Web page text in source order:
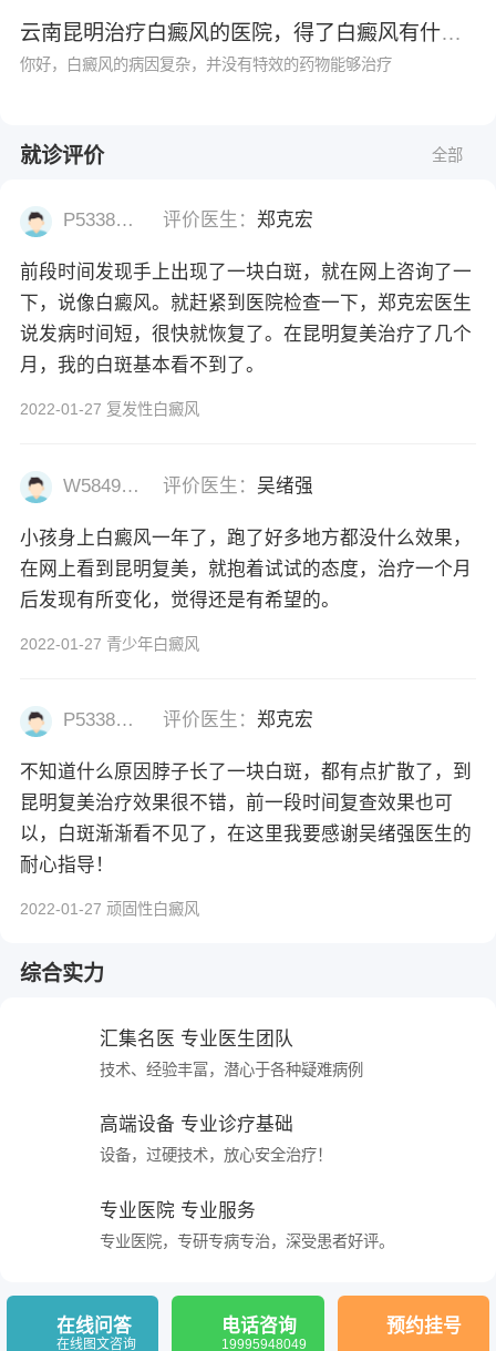
云南昆明治疗白癜风的医院，得了白癜风有什么好的治疗方法么？
你好，白癜风的病因复杂，并没有特效的药物能够治疗
就诊评价 全部
P53382977 评价医生：郑克宏
前段时间发现手上出现了一块白斑，就在网上咨询了一
下，说像白癜风。就赶紧到医院检查一下，郑克宏医生
说发病时间短，很快就恢复了。在昆明复美治疗了几个
月，我的白斑基本看不到了。
2022-01-27 复发性白癜风
W58493477 评价医生： 吴绪强
小孩身上白癜风一年了，跑了好多地方都没什么效果，
在网上看到昆明复美，就抱着试试的态度，治疗一个月
后发现有所变化，觉得还是有希望的。
2022-01-27 青少年白癜风
P53382977 评价医生：郑克宏
不知道什么原因脖子长了一块白斑，都有点扩散了，到
昆明复美治疗效果很不错，前一段时间复查效果也可
以，白斑渐渐看不见了，在这里我要感谢吴绪强医生的
耐心指导！
2022-01-27 顽固性白癜风
综合实力
汇集名医 专业医生团队
技术、经验丰富，潜心于各种疑难病例
高端设备 专业诊疗基础
设备，过硬技术，放心安全治疗！
专业医院 专业服务
专业医院，专研专病专治，深受患者好评。
在线问答
在线图文咨询
电话咨询
19995948049
预约挂号